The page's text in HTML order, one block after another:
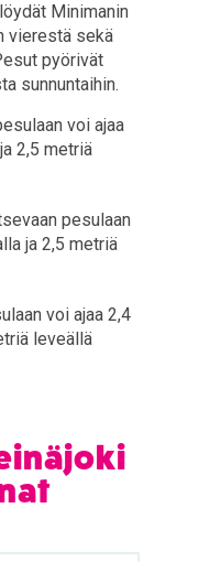
Minimanin
vierestä sekä
pyörivät
sunnuntaihin.
voi ajaa
2,5 metriä
pesulaan
ja 2,5 metriä
voi ajaa 2,4
leveällä